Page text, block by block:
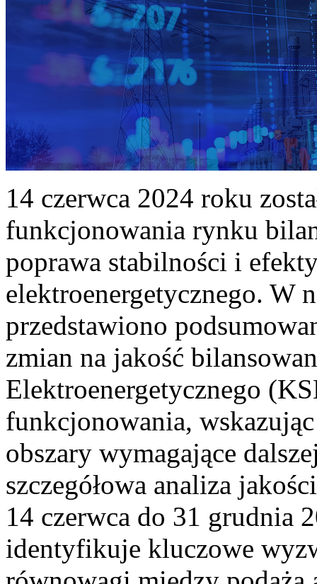
14 czerwca 2024 roku
funkcjonowania rynku
poprawa stabilności i
elektroenergetycznego. W
przedstawiono
zmian na jakość
Elektroenergetycznego
funkcjonowania,
obszary wymagające
szczegółowa analiza
14 czerwca do 31 grudnia
identyfikuje kluczowe